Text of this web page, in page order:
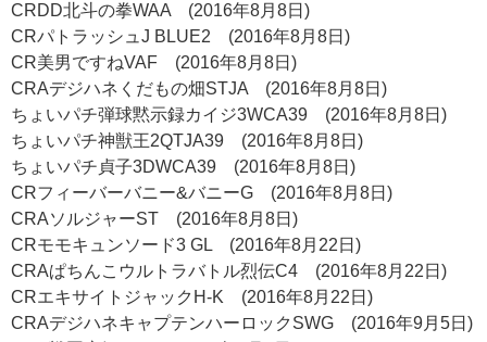
CRDD北斗の拳WAA (2016年8月8日)
CRパトラッシュJ BLUE2 (2016年8月8日)
CR美男ですねVAF (2016年8月8日)
CRAデジハネくだもの畑STJA (2016年8月8日)
ちょいパチ弾球黙示録カイジ3WCA39 (2016年8月8日)
ちょいパチ神獣王2QTJA39 (2016年8月8日)
ちょいパチ貞子3DWCA39 (2016年8月8日)
CRフィーバーバニー&バニーG (2016年8月8日)
CRAソルジャーST (2016年8月8日)
CRモモキュンソード3 GL (2016年8月22日)
CRAぱちんこウルトラバトル烈伝C4 (2016年8月22日)
CRエキサイトジャックH-K (2016年8月22日)
CRAデジハネキャプテンハーロックSWG (2016年9月5日)